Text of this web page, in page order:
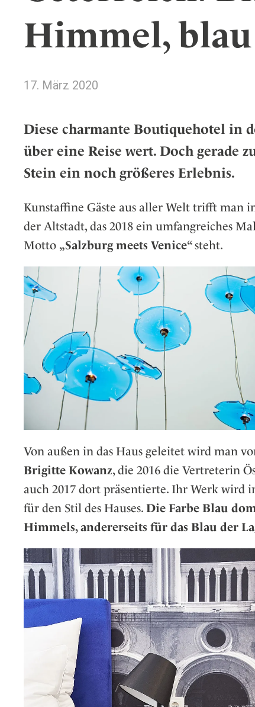
Kroatien
Mexico
Schweiz
USA
Himmel,
17. März 2020
Diese charmante Boutiquehotel in
über eine Reise wert. Doch gerade
Stein ein noch größeres Erlebnis.
Kunstaffine Gäste aus aller Welt trifft man
der Altstadt, das 2018 ein umfangreiches
Motto „Salzburg meets Venice“steht.
Von außen in das Haus geleitet wird man
Brigitte Kowanz, die 2016 die Vertreterin
auch 2017 dort präsentierte. Ihr Werk wird
für den Stil des Hauses. Die Farbe Blau
Himmels, andererseits für das Blau der